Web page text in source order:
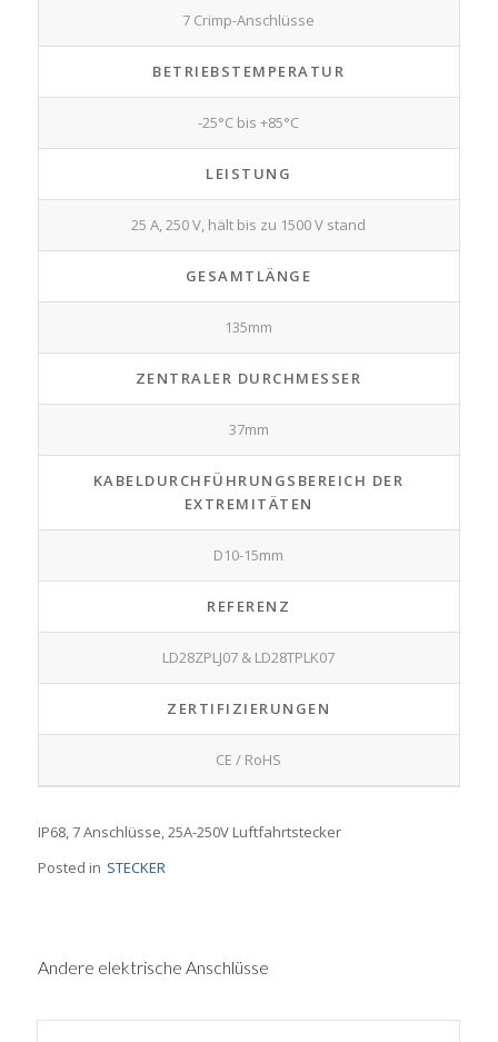
7 Crimp-Anschlüsse
BETRIEBSTEMPERATUR
-25°C bis +85°C
LEISTUNG
25 A, 250 V, hält bis zu 1500 V stand
GESAMTLÄNGE
135mm
ZENTRALER DURCHMESSER
37mm
KABELDURCHFÜHRUNGSBEREICH DER
EXTREMITÄTEN
D10-15mm
REFERENZ
LD28ZPLJ07 & LD28TPLK07
ZERTIFIZIERUNGEN
CE / RoHS
IP68, 7 Anschlüsse, 25A-250V Luftfahrtstecker
Posted in STECKER
Andere elektrische Anschlüsse